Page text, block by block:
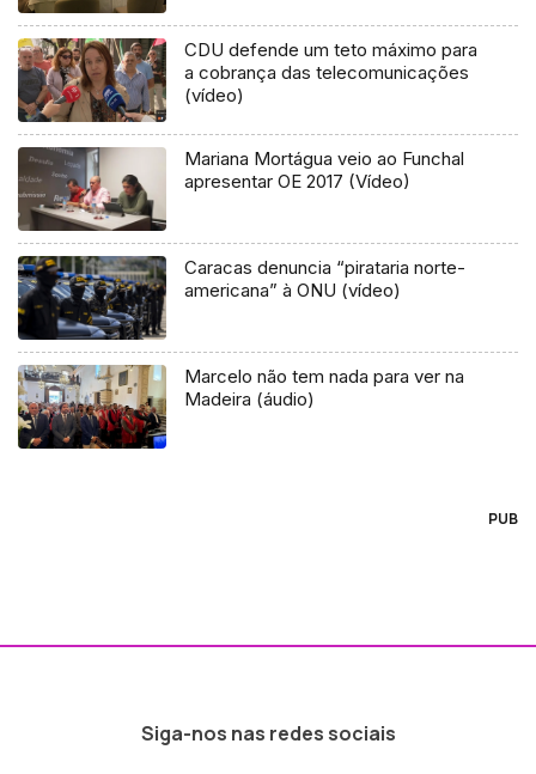
CDU defende um teto máximo para
a cobrança das telecomunicações
(vídeo)
Mariana Mortágua veio ao Funchal
apresentar OE 2017 (Vídeo)
Caracas denuncia “pirataria norte-
americana” à ONU (vídeo)
Marcelo não tem nada para ver na
Madeira (áudio)
PUB
Siga-nos nas redes sociais